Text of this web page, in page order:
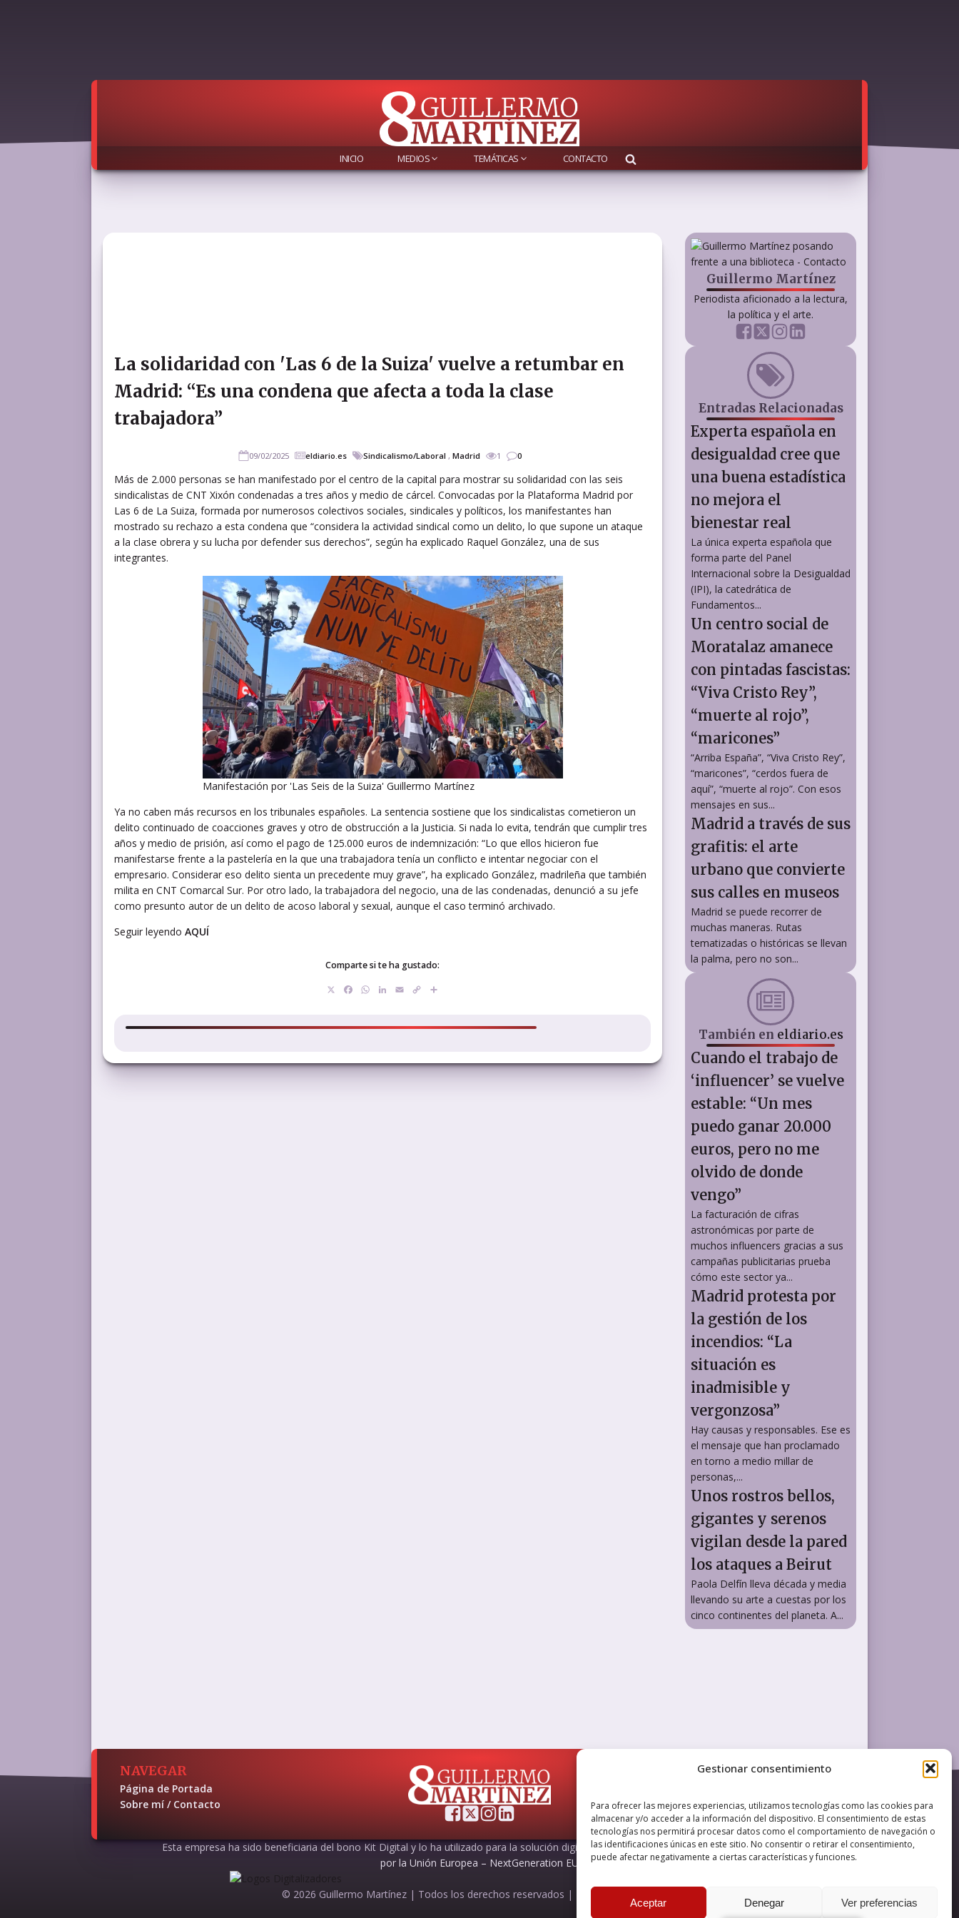
Gestionar consentimiento
Para ofrecer las mejores experiencias, utilizamos tecnologías como las cookies para
almacenar y/o acceder a la información del dispositivo. El consentimiento de estas
tecnologías nos permitirá procesar datos como el comportamiento de navegación o
las identificaciones únicas en este sitio. No consentir o retirar el consentimiento,
puede afectar negativamente a ciertas características y funciones.
Aceptar Denegar Ver preferencias
INICIO MEDIOS TEMÁTICAS CONTACTO
La solidaridad con 'Las 6 de la Suiza' vuelve a retumbar en
Madrid: “Es una condena que afecta a toda la clase
trabajadora”
09/02/2025 eldiario.es Sindicalismo/Laboral , Madrid 1 0
Más de 2.000 personas se han manifestado por el centro de la capital para mostrar su solidaridad con las seis
sindicalistas de CNT Xixón condenadas a tres años y medio de cárcel. Convocadas por la Plataforma Madrid por
Las 6 de La Suiza, formada por numerosos colectivos sociales, sindicales y políticos, los manifestantes han
mostrado su rechazo a esta condena que “considera la actividad sindical como un delito, lo que supone un ataque
a la clase obrera y su lucha por defender sus derechos”, según ha explicado Raquel González, una de sus
integrantes.
Manifestación por 'Las Seis de la Suiza' Guillermo Martínez
Ya no caben más recursos en los tribunales españoles. La sentencia sostiene que los sindicalistas cometieron un
delito continuado de coacciones graves y otro de obstrucción a la Justicia. Si nada lo evita, tendrán que cumplir tres
años y medio de prisión, así como el pago de 125.000 euros de indemnización: “Lo que ellos hicieron fue
manifestarse frente a la pastelería en la que una trabajadora tenía un conflicto e intentar negociar con el
empresario. Considerar eso delito sienta un precedente muy grave”, ha explicado González, madrileña que también
milita en CNT Comarcal Sur. Por otro lado, la trabajadora del negocio, una de las condenadas, denunció a su jefe
como presunto autor de un delito de acoso laboral y sexual, aunque el caso terminó archivado.
Seguir leyendo AQUÍ
Comparte si te ha gustado:
Facebook
WhatsApp
LinkedIn
EmailCopy
Guillermo Martínez
Periodista aficionado a la lectura,
la política y el arte.
Entradas Relacionadas
Experta española en
desigualdad cree que
una buena estadística
no mejora el
bienestar real
La única experta española que
forma parte del Panel
Internacional sobre la Desigualdad
(IPI), la catedrática de
Fundamentos...
Un centro social de
Moratalaz amanece
con pintadas fascistas:
“Viva Cristo Rey”,
“muerte al rojo”,
“maricones”
“Arriba España”, “Viva Cristo Rey”,
“maricones”, “cerdos fuera de
aquí”, “muerte al rojo”. Con esos
mensajes en sus...
Madrid a través de sus
grafitis: el arte
urbano que convierte
sus calles en museos
Madrid se puede recorrer de
muchas maneras. Rutas
tematizadas o históricas se llevan
la palma, pero no son...
También en eldiario.es
Cuando el trabajo de
‘influencer’ se vuelve
estable: “Un mes
puedo ganar 20.000
euros, pero no me
olvido de donde
vengo”
La facturación de cifras
astronómicas por parte de
muchos influencers gracias a sus
campañas publicitarias prueba
cómo este sector ya...
Madrid protesta por
la gestión de los
incendios: “La
situación es
inadmisible y
vergonzosa”
Hay causas y responsables. Ese es
el mensaje que han proclamado
en torno a medio millar de
personas,...
Unos rostros bellos,
gigantes y serenos
vigilan desde la pared
los ataques a Beirut
Paola Delfín lleva década y media
llevando su arte a cuestas por los
cinco continentes del planeta. A...
NAVEGAR
Página de Portada
Sobre mí / Contacto
LEGAL
Política de Cookies
Accesibilidad
Esta empresa ha sido beneficiaria del bono Kit Digital y lo ha utilizado para la solución digital: Sitio web y presencia en internet, financiado
por la Unión Europea – NextGeneration EU
© 2026 Guillermo Martínez | Todos los derechos reservados | Powered by